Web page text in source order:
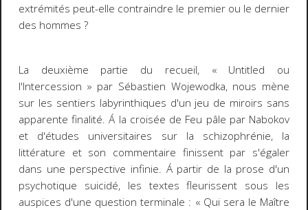
extrémités peut-elle contraindre le premier ou le dernier
des hommes ?
La deuxième partie du recueil, « Untitled ou
l'Intercession » par Sébastien Wojewodka, nous mène
sur les sentiers labyrinthiques d'un jeu de miroirs sans
apparente finalité. Á la croisée de Feu pâle par Nabokov
et d'études universitaires sur la schizophrénie, la
littérature et son commentaire finissent par s'égaler
dans une perspective infinie. Á partir de la prose d'un
psychotique suicidé, les textes fleurissent sous les
auspices d'une question terminale : « Qui sera le Maître